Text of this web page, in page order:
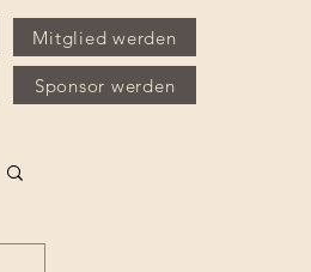
Mitglied werden
Sponsor werden